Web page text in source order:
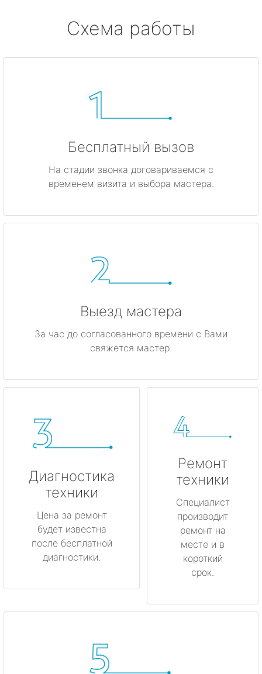
Схема работы
Бесплатный вызов
На стадии звонка договариваемся с
временем визита и выбора мастера.
Выезд мастера
За час до согласованного времени с Вами
свяжется мастер.
Диагностика
техники
Цена за ремонт
будет известна
после бесплатной
диагностики.
Ремонт
техники
Специалист
производит
ремонт на
месте и в
короткий
срок.